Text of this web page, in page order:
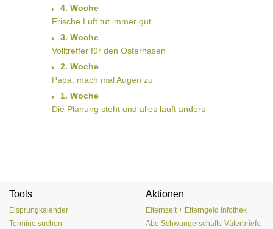
4. Woche
Frische Luft tut immer gut.
3. Woche
Volltreffer für den Osterhasen
2. Woche
Papa, mach mal Augen zu
1. Woche
Die Planung steht und alles läuft anders
Tools
Eisprungkalender
Termine suchen
Aktionen
Elternzeit + Elterngeld Infothek
Abo Schwangerschafts-Väterbriefe